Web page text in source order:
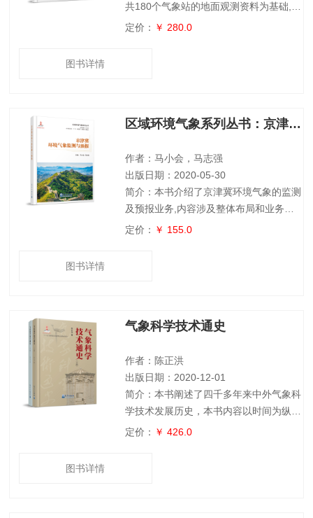
共180个气象站的地面观测资料为基础,利
用数理统计、数值模拟及地理信息技术等
对于政府关心的城市气候和雄安新区的气
科学性、权威性,可以为
定价： ￥ 280.0
图书详情
区域环境气象系列丛书：京津冀环境气象监测与预报
作者：马小会，马志强
出版日期：2020-05-30
简介：本书介绍了京津冀环境气象的监测
及预报业务,内容涉及整体布局和业务发
展现状,包括大气成分观测现状及主要观
京津冀环境污染的机理研究,可为大气环
本书适用于大气环境、天气分析和预报等
专业领
定价： ￥ 155.0
图书详情
气象科学技术通史
作者：陈正洪
出版日期：2020-12-01
简介：本书阐述了四千多年来中外气象科
学技术发展历史，本书内容以时间为纵
轴，以地域为横轴，展现出千姿万彩、波
定价： ￥ 426.0
图书详情